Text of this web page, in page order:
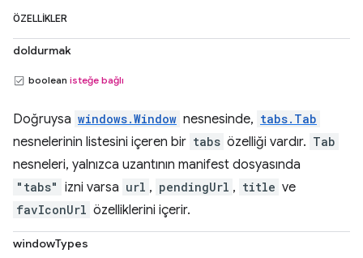
ÖZELLIKLER
doldurmak
boolean isteğe bağlı
Doğruysa windows.Window nesnesinde, tabs.Tab
nesnelerinin listesini içeren bir tabs özelliği vardır. Tab
nesneleri, yalnızca uzantının manifest dosyasında
"tabs" izni varsa url , pendingUrl , title ve
favIconUrl özelliklerini içerir.
windowTypes